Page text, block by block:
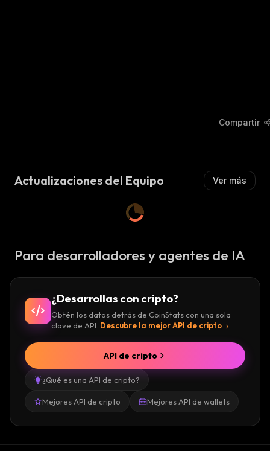
Compartir
Actualizaciones del Equipo Ver más
Para desarrolladores y agentes de IA
¿Desarrollas con cripto?
Obtén los datos detrás de CoinStats con una sola
clave de API. Descubre la mejor API de cripto
¿Qué es una API de cripto?
Mejores API de cripto Mejores API de wallets
API de cripto